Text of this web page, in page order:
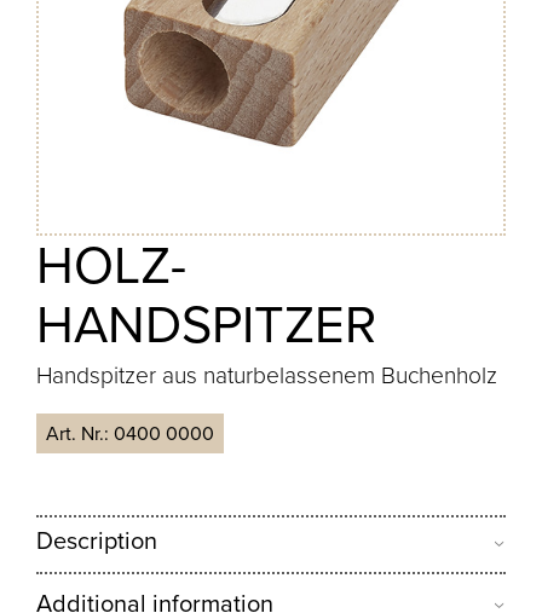
HOLZ-
HANDSPITZER
Handspitzer aus naturbelassenem Buchenholz
Art. Nr.:0400 0000
Description
Additional information